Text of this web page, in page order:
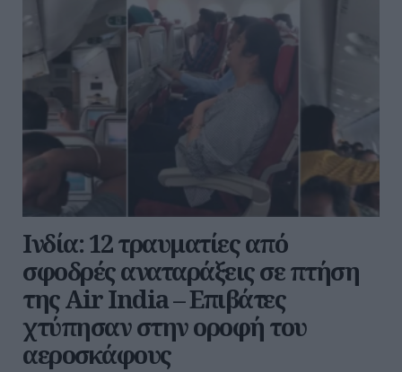
Ινδία: 12 τραυματίες από
σφοδρές αναταράξεις σε πτήση
της Air India – Επιβάτες
χτύπησαν στην οροφή του
αεροσκάφους